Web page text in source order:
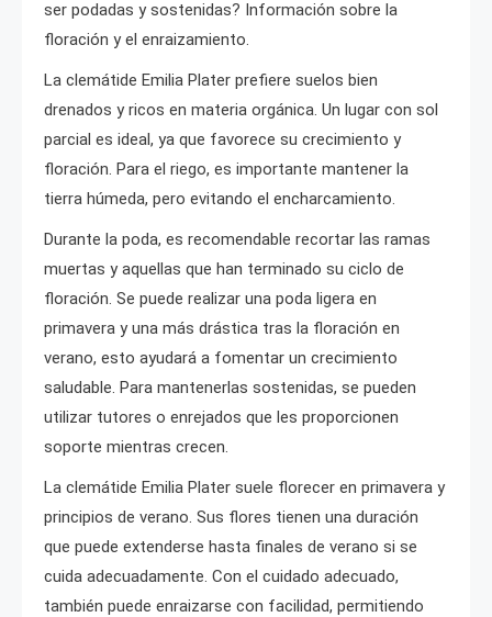
ser podadas y sostenidas? Información sobre la
floración y el enraizamiento.
La clemátide Emilia Plater prefiere suelos bien
drenados y ricos en materia orgánica. Un lugar con sol
parcial es ideal, ya que favorece su crecimiento y
floración. Para el riego, es importante mantener la
tierra húmeda, pero evitando el encharcamiento.
Durante la poda, es recomendable recortar las ramas
muertas y aquellas que han terminado su ciclo de
floración. Se puede realizar una poda ligera en
primavera y una más drástica tras la floración en
verano, esto ayudará a fomentar un crecimiento
saludable. Para mantenerlas sostenidas, se pueden
utilizar tutores o enrejados que les proporcionen
soporte mientras crecen.
La clemátide Emilia Plater suele florecer en primavera y
principios de verano. Sus flores tienen una duración
que puede extenderse hasta finales de verano si se
cuida adecuadamente. Con el cuidado adecuado,
también puede enraizarse con facilidad, permitiendo